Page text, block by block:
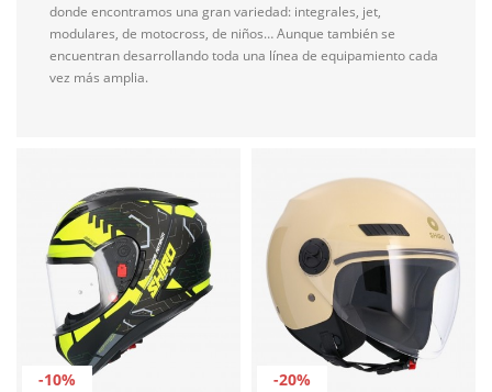
donde encontramos una gran variedad: integrales, jet,
modulares, de motocross, de niños… Aunque también se
encuentran desarrollando toda una línea de equipamiento cada
vez más amplia.
-10% -20%